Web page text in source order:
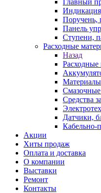
Главный
Поручень,
Панель
Ступени,
Расходные
Назад
Расходные
Смазочные
Средства
Датчики,
Кабельно-
Акции
Хиты продаж
Оплата и доставка
О компании
Выставки
Ремонт
Контакты